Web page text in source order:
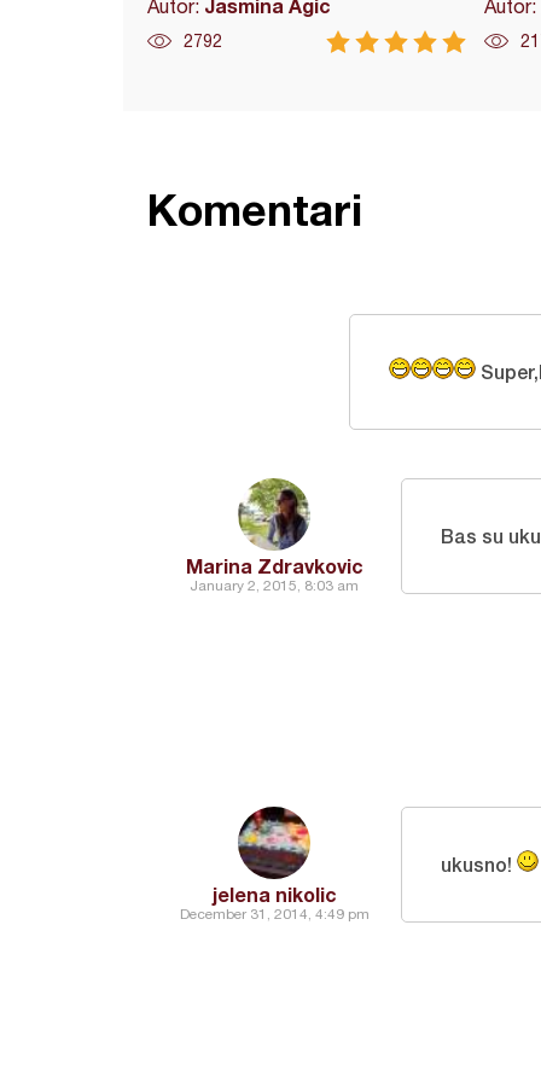
Autor: Jasmina Agic
2792
Autor:
Komentari
Marina Zdravkovic
January 2, 2015, 8:03 am
Bas su
jelena nikolic
December 31, 2014, 4:49 pm
ukusno!